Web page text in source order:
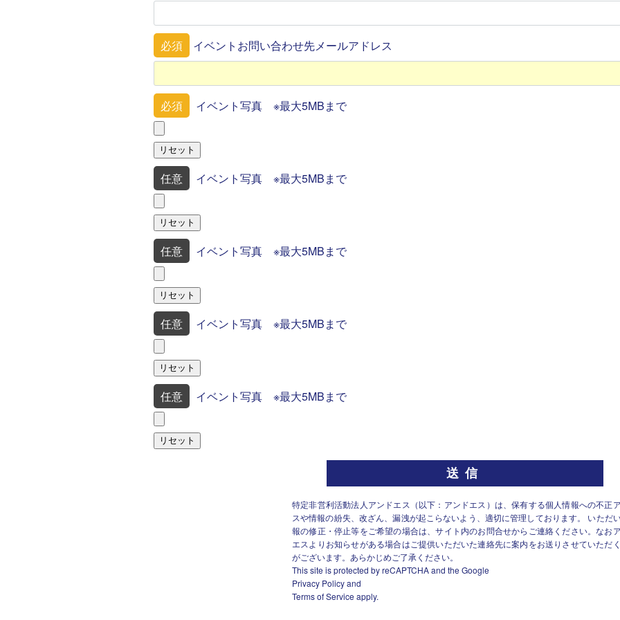
必須 イベントお問い合わせ先メールアドレス
必須 イベント写真 ※最大5MBまで
リセット
任意 イベント写真 ※最大5MBまで
リセット
任意 イベント写真 ※最大5MBまで
リセット
任意 イベント写真 ※最大5MBまで
リセット
任意 イベント写真 ※最大5MBまで
リセット
特定非営利活動法人アンドエス（以下：アンドエス）は、保有する個人情報への不正
スや情報の紛失、改ざん、漏洩が起こらないよう、適切に管理しております。 いただ
報の修正・停止等をご希望の場合は、サイト内のお問合せからご連絡ください。なお
エスよりお知らせがある場合はご提供いただいた連絡先に案内をお送りさせていただ
がございます。あらかじめご了承ください。
This site is protected by reCAPTCHA and the Google
Privacy Policyand
Terms of Service apply.